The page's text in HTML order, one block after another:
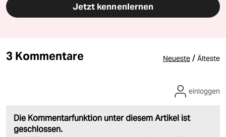
Jetzt kennenlernen
3 Kommentare Neueste / Älteste
Die Kommentarfunktion unter diesem Artikel ist
geschlossen.
einloggen